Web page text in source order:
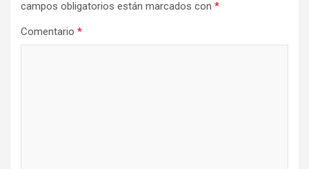
campos obligatorios están marcados con *
Comentario *